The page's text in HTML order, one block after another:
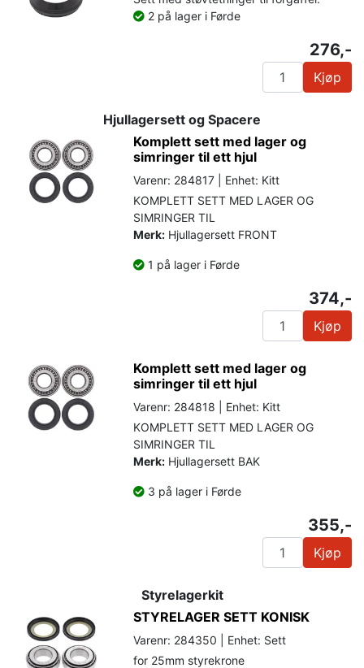
2 på lager i Førde
276,-
Kjøp
Hjullagersett og Spacere
Komplett sett med lager og
simringer til ett hjul
Varenr: 284817 | Enhet: Kitt
KOMPLETT SETT MED LAGER OG
SIMRINGER TIL
Merk: Hjullagersett FRONT
1 på lager i Førde
374,-
Kjøp
Komplett sett med lager og
simringer til ett hjul
Varenr: 284818 | Enhet: Kitt
KOMPLETT SETT MED LAGER OG
SIMRINGER TIL
Merk: Hjullagersett BAK
3 på lager i Førde
355,-
Kjøp
Styrelagerkit
STYRELAGER SETT KONISK
Varenr: 284350 | Enhet: Sett
for 25mm styrekrone